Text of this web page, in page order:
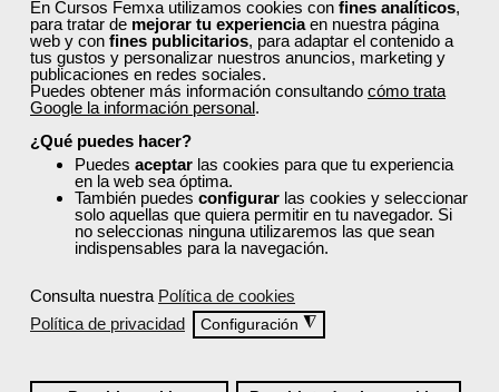
En Cursos Femxa utilizamos cookies con fines analíticos,
para tratar de mejorar tu experienciaen nuestra página
web y con fines publicitarios, para adaptar el contenido a
tus gustos y personalizar nuestros anuncios, marketing y
publicaciones en redes sociales.
Puedes obtener más información consultando cómo trata
Google la información personal.
¿Qué puedes hacer?
Puedes aceptar las cookies para que tu experiencia
en la web sea óptima.
También puedes configurar las cookies y seleccionar
solo aquellas que quiera permitir en tu navegador. Si
no seleccionas ninguna utilizaremos las que sean
indispensables para la navegación.
Consulta nuestra Política de cookies
Política de privacidad
Configuración ◮
Formación 100%
subvencionada.
Para desempleados,
trabajadores y autónomos.
-Educación.
Nutrición y dietética en los
niños y adolescentes
40 horas
Online (toda España)